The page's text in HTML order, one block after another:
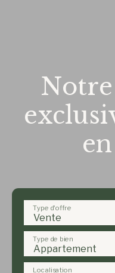
Vente
Type d'offre
Appartement
Type de bien
Localisation